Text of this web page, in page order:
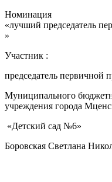
Номинация
«лучший председатель
»
Участник :
председатель первичной
Муниципального
учреждения города
«Детский сад №6»
Боровская Светлана